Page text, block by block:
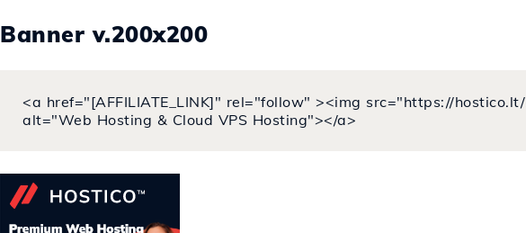
Banner v.200x200
<a href="[AFFILIATE_LINK]" rel="follow" ><img src="https://
alt="Web Hosting & Cloud VPS Hosting"></a>